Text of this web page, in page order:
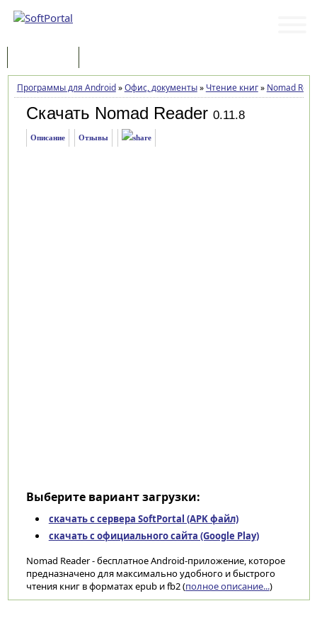
Программы для Android»Офис, документы» Чтение книг» Nomad
Скачать Nomad Reader 0.11.8
Описание Отзывы
Выберите вариант загрузки:
скачать с сервера SoftPortal (APK файл)
скачать с официального сайта (Google Play)
Nomad Reader - бесплатное Android-приложение, которое
предназначено для максимально удобного и быстрого
чтения книг в форматах epub и fb2 (полное описание...)